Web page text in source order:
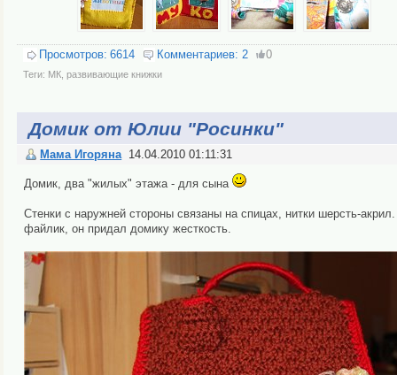
Просмотров: 6614 Комментариев: 2 0
Теги: МК, развивающие книжки
Домик от Юлии "Росинки"
Мама Игоряна 14.04.2010 01:11:31
Домик, два "жилых" этажа - для сына
Стенки с наружней стороны связаны на спицах, нитки шерсть-
файлик, он придал домику жесткость.